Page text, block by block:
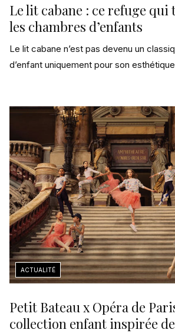
Le lit cabane : ce refuge qui
les chambres d’enfants
Le lit cabane n’est pas devenu un
d’enfant uniquement pour son
Petit Bateau x Opéra de
collection enfant inspirée